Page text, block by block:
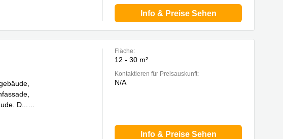
Info & Preise Sehen
D
Fläche:
12 - 30 m²
Kontaktieren für Preisauskunft:
N/A
Info & Preise Sehen